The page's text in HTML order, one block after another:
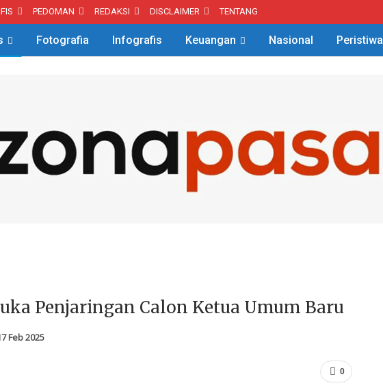
PEDOMAN REDAKSI DISCLAIMER TENTANG
Fotografia Infografis Keuangan Nasional Peristiwa
Penjaringan Calon Ketua Umum Baru
Feb 2025
0